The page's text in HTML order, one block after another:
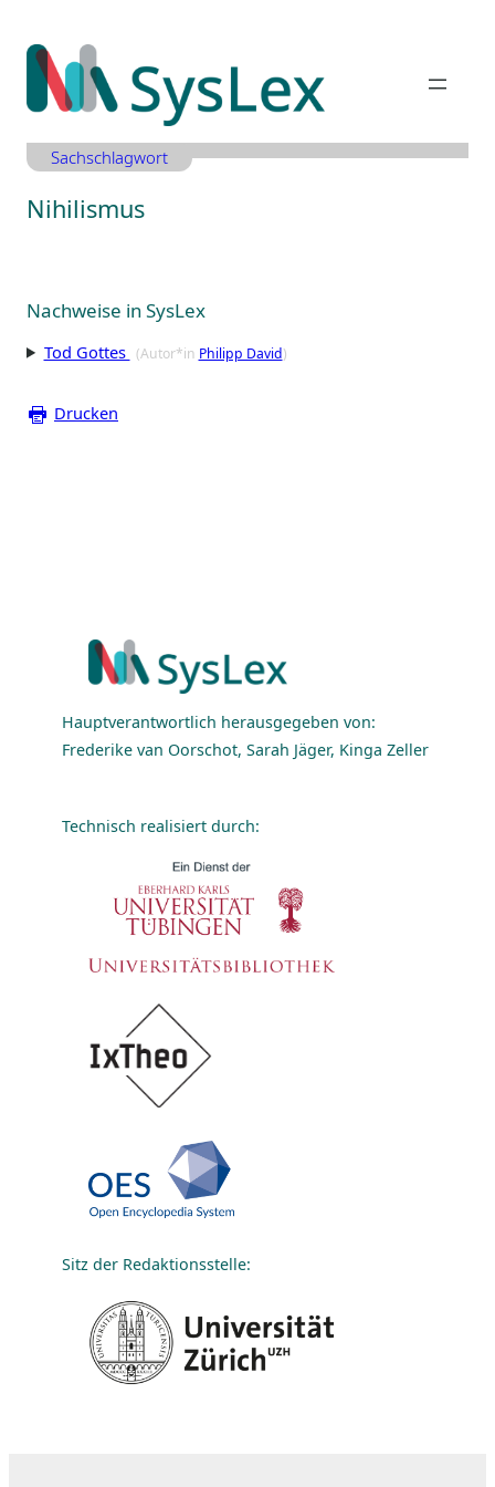
Inhalt
springen
Sachschlagwort
Nihilismus
Nachweise in SysLex
Tod Gottes (Autor*in Philipp David)
Drucken
Hauptverantwortlich herausgegeben von:
Frederike van Oorschot, Sarah Jäger, Kinga Zeller
Technisch realisiert durch:
Sitz der Redaktionsstelle: